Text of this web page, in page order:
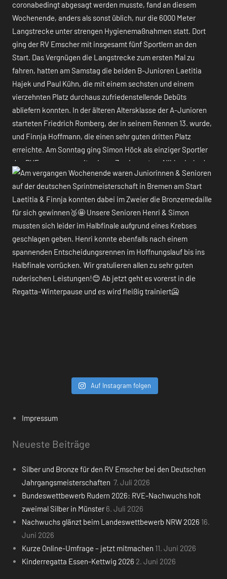
Auf Instagram folgen
Impressum
Neueste Beiträge
Silber und Bronze für den RV Emscher bei den Deutschen
Jahrgangsmeisterschaften 7. Juli 2026
Bundeswettbewerb Rudern 2026: RVE-Nachwuchs holt
zweimal Silber in Münster 6. Juli 2026
Nachwuchs glänzt beim Landeswettbewerb NRW 2026 16.
Juni 2026
Kurze Online-Umfrage – jetzt mitmachen 11. Juni 2026
Kinderregatta Essen-Kettwig 2026 2. Juni 2026